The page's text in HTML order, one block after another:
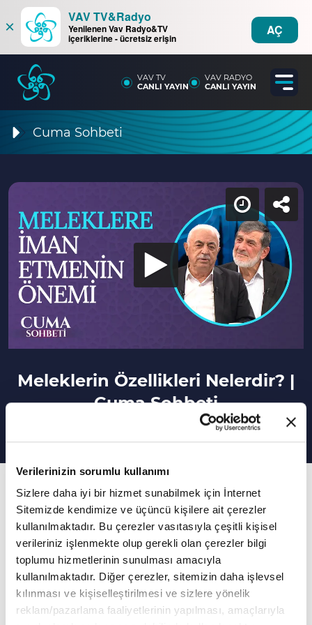
Verilerinizin sorumlu kullanımı
Sizlere daha iyi bir hizmet sunabilmek için İnternet
Sitemizde kendimize ve üçüncü kişilere ait çerezler
kullanılmaktadır. Bu çerezler vasıtasıyla çeşitli kişisel
verileriniz işlenmekte olup gerekli olan çerezler bilgi
toplumu hizmetlerinin sunulması amacıyla
kullanılmaktadır. Diğer çerezler, sitemizin daha işlevsel
kılınması ve kişiselleştirilmesi ve sizlere yönelik
reklam/pazarlama faaliyetlerinin yapılması, amaçlarıyla
×
VAV TV&Radyo
Yenilenen Vav Radyo&TV
içeriklerine - ücretsiz erişin
AÇ
VAV TV
CANLI YAYIN
VAV RADYO
CANLI YAYIN
Cuma Sohbeti
Meleklerin Özellikleri Nelerdir? |
Cuma Sohbeti
Cebrail, Mikail, İsrafil ve Azrail meleklerinin
vazifeleri nelerdir?
Mustafa Akgül'ün sunumu Emrullah
Hatipoğlu'nun katkılarıyla Cuma Sohbeti yeni
bölümüyle sizlerle...